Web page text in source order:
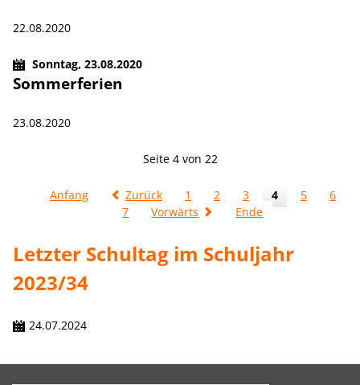
22.08.2020
Sonntag,23.08.2020
Sommerferien
23.08.2020
Seite 4 von 22
Anfang Zurück 1 2 3 4 5
6
7
Vorwärts Ende
Letzter Schultag im Schuljahr
2023/34
24.07.2024